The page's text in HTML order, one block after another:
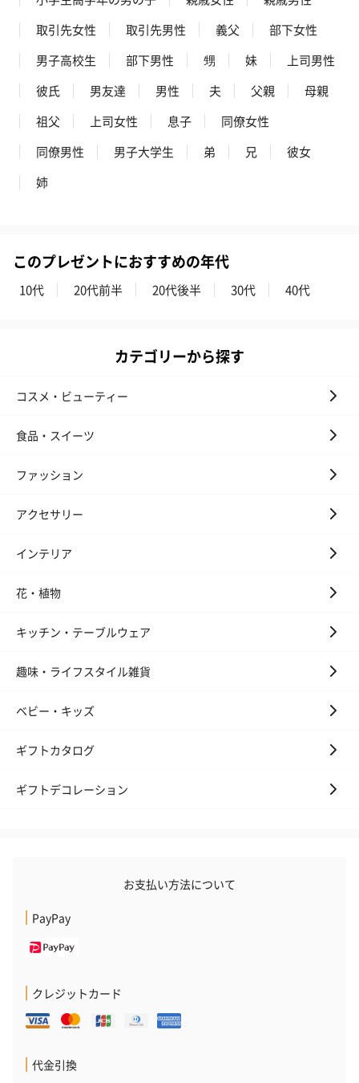
いぶりがっことチーズ
のオイル漬（981円）
ごろっとうまみ チーズ
しょっつるナ
取引先女性
取引先男性 義父
部下女性
男子高校生
部下男性 甥 妹
上司男性
彼氏
男友達 男性 夫 父親
母親
祖父
上司女性 息子
同僚女性
同僚男性
男子大学生 弟 兄
彼女
姉
このプレゼントにおすすめの年代
10代 20代前半 20代後半 30代 40代
カテゴリーから探す
コスメ・ビューティー
食品・スイーツ
ファッション
アクセサリー
インテリア
花・植物
キッチン・テーブルウェア
趣味・ライフスタイル雑貨
ベビー・キッズ
ギフトカタログ
ギフトデコレーション
お支払い方法について
PayPay
クレジットカード
代金引換